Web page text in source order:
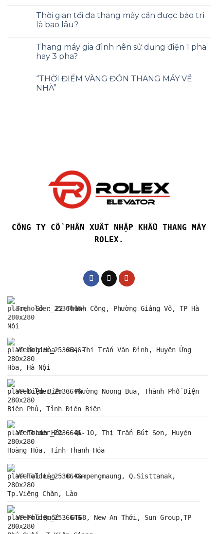
Thời gian tối đa thang máy cần được bảo trì
là bao lâu?
Thang máy gia đình nên sử dụng điện 1 pha
hay 3 pha?
“THỜI ĐIỂM VÀNG ĐÓN THANG MÁY VỀ
NHÀ”
CÔNG TY CỔ PHẦN XUẤT NHẬP KHẨU THANG MÁY
ROLEX.
Trụ Sở : 22 Thành Công, Phường Giảng Võ, TP Hà
Nội
VP Ứng Hòa : X3, Thị Trấn Vân Đình, Huyện Ứng
Hòa, Hà Nội
VP Điện Biên : Phường Noong Bua, Thành Phố Điện
Biên Phủ, Tỉnh Điện Biên
VP Thanh Hóa : QL 10, Thị Trấn Bút Sơn, Huyện
Hoàng Hóa, Tỉnh Thanh Hóa
VP Tại Lào : Đ.Kampengmaung, Q.Sisttanak,
Tp.Viêng Chăn, Lào
VP Phú Quốc : GT68, New An Thới, Sun Group,TP